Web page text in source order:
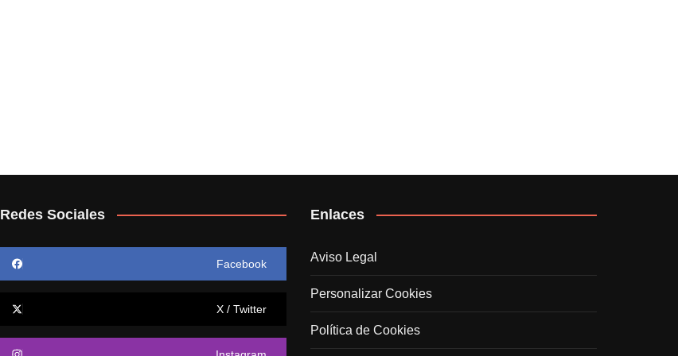
Redes Sociales
Facebook
X / Twitter
Enlaces
Aviso Legal
Personalizar Cookies
Política de Cookies